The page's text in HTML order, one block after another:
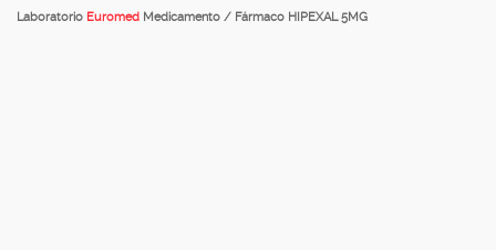
Laboratorio Euromed Medicamento / Fármaco HIPEXAL 5MG